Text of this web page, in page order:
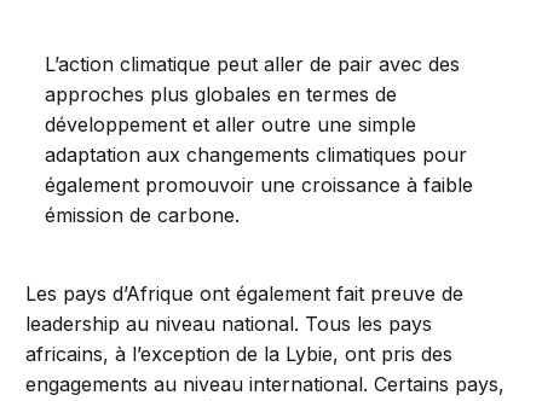
L’action climatique peut aller de pair avec des
approches plus globales en termes de
développement et aller outre une simple
adaptation aux changements climatiques pour
également promouvoir une croissance à faible
émission de carbone.
Les pays d’Afrique ont également fait preuve de
leadership au niveau national. Tous les pays
africains, à l’exception de la Lybie, ont pris des
engagements au niveau international. Certains pays,